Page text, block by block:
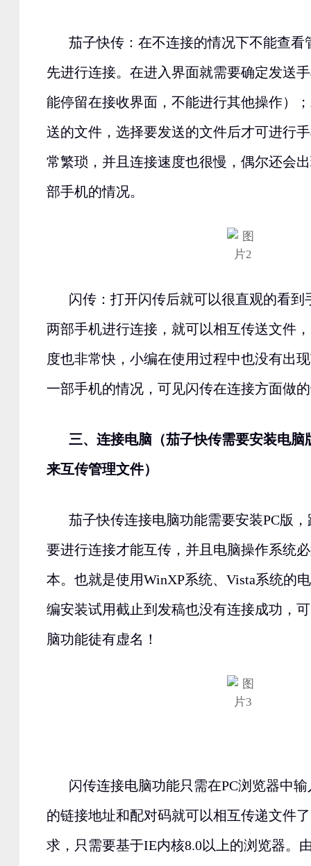
茄子快传：在不连接的情况下不能查看
先进行连接。在进入界面就需要确定发送
能停留在接收界面，不能进行其他操作）
送的文件，选择要发送的文件后才可进行
常繁琐，并且连接速度也很慢，偶尔还会
部手机的情况。
闪传：打开闪传后就可以很直观的看到
两部手机进行连接，就可以相互传送文件
度也非常快，小编在使用过程中也没有出
一部手机的情况，可见闪传在连接方面做
三、连接电脑（茄子快传需要安装电脑
来互传管理文件）
茄子快传连接电脑功能需要安装PC版
要进行连接才能互传，并且电脑操作系统
本。也就是使用WinXP系统、 Vista系统的
编安装试用截止到发稿也没有连接成功，
脑功能徒有虚名！
闪传连接电脑功能只需在PC浏览器中
的链接地址和配对码就可以相互传递文件
求，只需要基于IE内核8.0以上的浏览器。